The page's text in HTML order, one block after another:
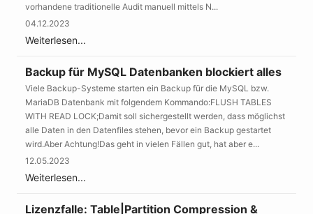
vorhandene traditionelle Audit manuell mittels N...
04.12.2023
Weiterlesen...
Backup für MySQL Datenbanken blockiert alles
Viele Backup-Systeme starten ein Backup für die MySQL bzw.
MariaDB Datenbank mit folgendem Kommando:FLUSH TABLES
WITH READ LOCK;Damit soll sichergestellt werden, dass möglichst
alle Daten in den Datenfiles stehen, bevor ein Backup gestartet
wird.Aber Achtung!Das geht in vielen Fällen gut, hat aber e...
12.05.2023
Weiterlesen...
Lizenzfalle: Table|Partition Compression &